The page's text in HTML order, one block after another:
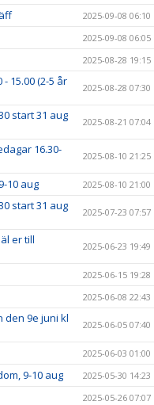
2025-09-08 06:10
2025-09-08 06:05
2025-08-28 19:15
15.00 (2-5 år
2025-08-28 07:30
start 31 aug
2025-08-21 07:04
16.30-
2025-08-10 21:25
10 aug 2025-08-10 21:00
start 31 aug
2025-07-23 07:57
er till
2025-06-23 19:49
2025-06-15 19:28
2025-06-08 22:43
den 9e juni kl
2025-06-05 07:40
2025-06-03 01:00
9-10 aug 2025-05-30 14:23
2025-05-26 07:07